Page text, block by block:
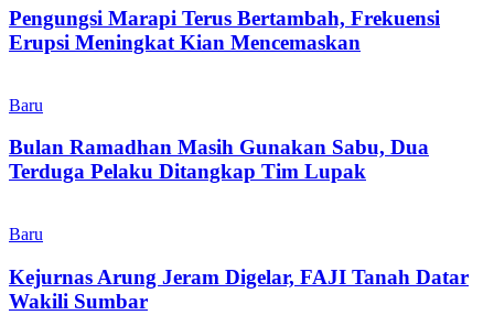
Pengungsi Marapi Terus Bertambah, Frekuensi
Erupsi Meningkat Kian Mencemaskan
Baru
Bulan Ramadhan Masih Gunakan Sabu, Dua
Terduga Pelaku Ditangkap Tim Lupak
Baru
Kejurnas Arung Jeram Digelar, FAJI Tanah Datar
Wakili Sumbar